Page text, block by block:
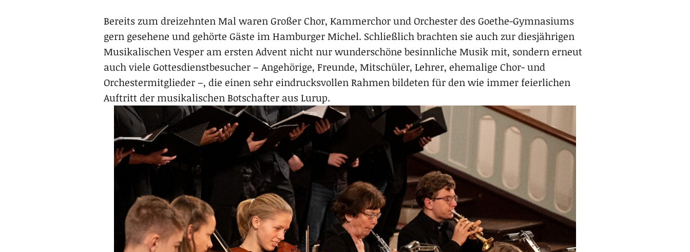
Bereits zum dreizehnten Mal waren Großer Chor, Kammerchor und Orchester des Goethe-Gymnasiums
gern gesehene und gehörte Gäste im Hamburger Michel. Schließlich brachten sie auch zur diesjährigen
Musikalischen Vesper am ersten Advent nicht nur wunderschöne besinnliche Musik mit, sondern erneut
auch viele Gottesdienstbesucher – Angehörige, Freunde, Mitschüler, Lehrer, ehemalige Chor- und
Orchestermitglieder –, die einen sehr eindrucksvollen Rahmen bildeten für den wie immer feierlichen
Auftritt der musikalischen Botschafter aus Lurup.